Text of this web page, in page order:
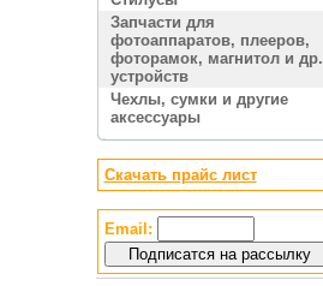
Запчасти для
фотоаппаратов, плееров,
фоторамок, магнитол и др.
устройств
Чехлы, сумки и другие
аксессуары
Скачать прайс лист
Email: